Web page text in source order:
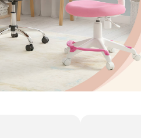
по росту
цвета
кресло →